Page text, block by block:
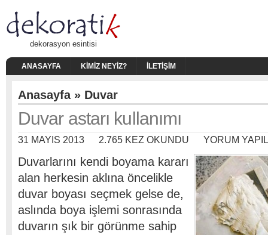
dekorasyon esintisi
ANASAYFA KIMIZ NEYIZ? İLETIŞIM
Anasayfa» Duvar
Duvar astarı kullanımı
31 MAYIS 2013 2.765 KEZ OKUNDU YORUM
Duvarlarını kendi boyama kararı
alan herkesin aklına öncelikle
duvar boyası seçmek gelse de,
aslında boya işlemi sonrasında
duvarın şık bir görünme sahip